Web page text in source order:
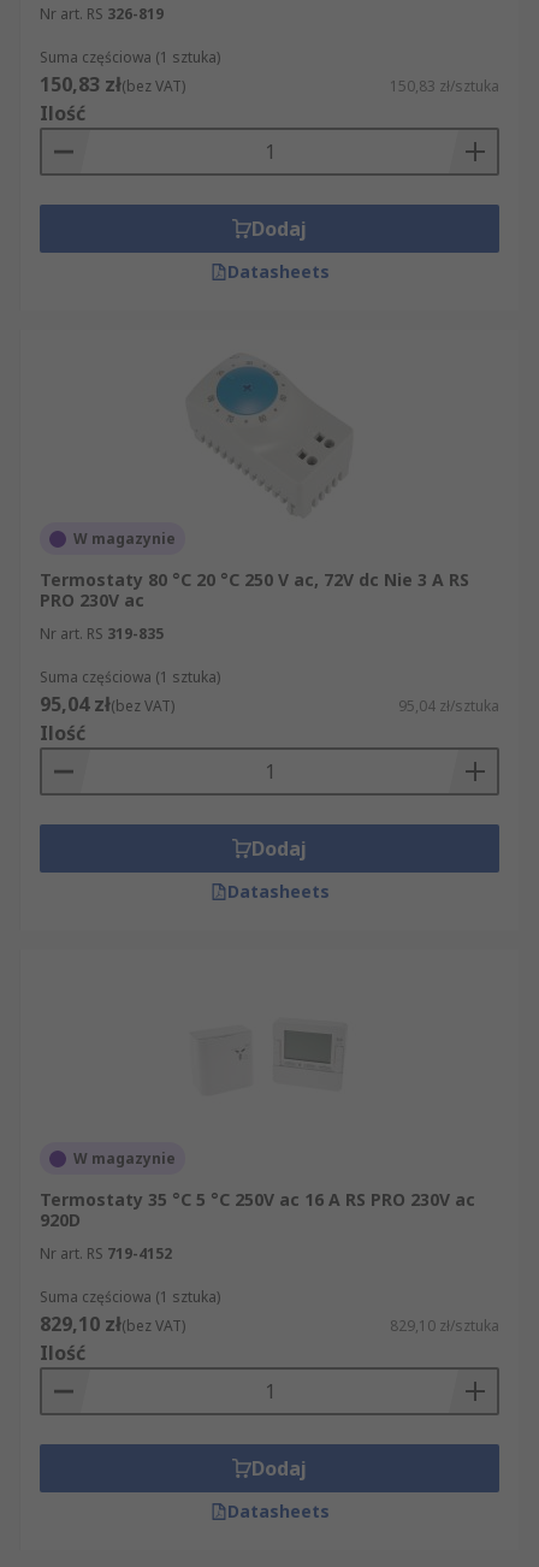
Nr art. RS 326-819
Suma częściowa (1 sztuka)
150,83 zł(bez VAT) 150,83 zł/sztuka
Ilość
Dodaj
Datasheets
W magazynie
Termostaty 80 °C 20 °C 250 V ac, 72V dc Nie 3 A RS
PRO 230V ac
Nr art. RS 319-835
Suma częściowa (1 sztuka)
95,04 zł(bez VAT) 95,04 zł/sztuka
Ilość
Dodaj
Datasheets
W magazynie
Termostaty 35 °C 5 °C 250V ac 16 A RS PRO 230V ac
920D
Nr art. RS 719-4152
Suma częściowa (1 sztuka)
829,10 zł(bez VAT) 829,10 zł/sztuka
Ilość
Dodaj
Datasheets